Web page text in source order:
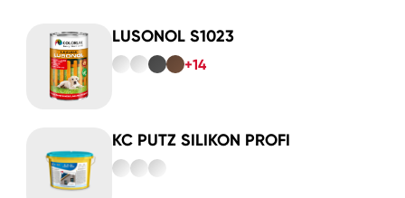
LUSONOL S1023
+14
KC PUTZ SILIKON PROFI